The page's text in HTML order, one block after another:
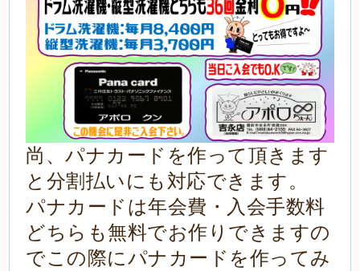
尚、パナカードを作って頂きます
と分割払いにも対応できます。
パナカードは年会費・入会手数料
どちらも無料でお作りできますの
でこの際にパナカードを作ってみ